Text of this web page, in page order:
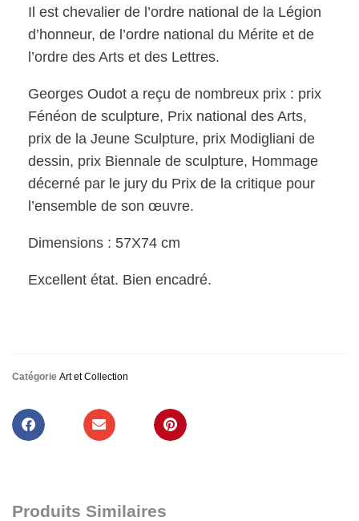
Il est chevalier de l’ordre national de la Légion
d’honneur, de l’ordre national du Mérite et de
l’ordre des Arts et des Lettres.
Georges Oudot a reçu de nombreux prix : prix
Fénéon de sculpture, Prix national des Arts,
prix de la Jeune Sculpture, prix Modigliani de
dessin, prix Biennale de sculpture, Hommage
décerné par le jury du Prix de la critique pour
l’ensemble de son œuvre.
Dimensions : 57X74 cm
Excellent état. Bien encadré.
Catégorie Art et Collection
Produits Similaires